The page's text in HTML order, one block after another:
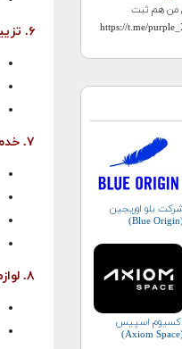
من هم ثبت
بلو اوریجین
اکسیوم اسپیس
۶. تزیینی
۷. خدمات آموزشی
۸. لوازم نجومی